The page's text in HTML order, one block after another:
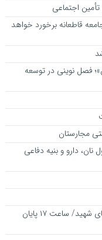
اجتماعی
قاطعانه برخورد خواهد
فصل نوینی در توسعه
مجارستان
نان، دارو و بنیه دفاعی
حضوری میلیونی و بی‌نظیر در بدرقه تاریخی آقای شهید/ ساعت ۱۷ پایان